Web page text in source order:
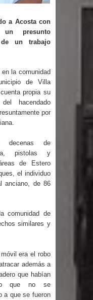
Ollanta
tras la
Dominicana
de
SISMAP
ordena la
Evo
jueves en
nacional
la
a Acosta con
presunto
un trabajo
la comunidad
de Villa
propia su
hacendado
por
decenas de
pistolas y
de Estero
el individuo
anciano, de 86
comunidad de
similares y
era el robo
además a
que habían
que no se
a que se fueron